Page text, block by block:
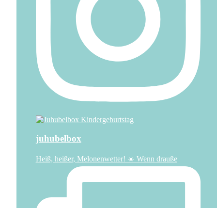
juhubelbox
Heiß, heißer, Melonenwetter! ☀️ Wenn drauße